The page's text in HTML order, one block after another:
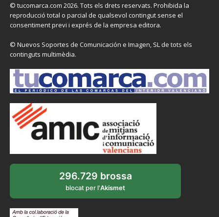
© tucomarca.com 2026. Tots els drets reservats. Prohibida la
reproducció total o parcial de qualsevol contingut sense el
consentiment previ i exprés de la empresa editora.
© Nuevos Soportes de Comunicación e Imagen, SL de tots els
continguts multimèdia.
296.729 brossa
blocat per l'Akismet